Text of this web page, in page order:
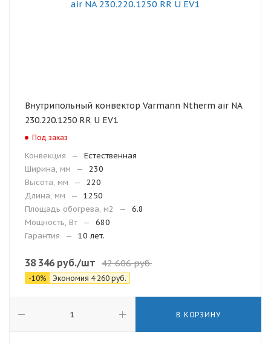
Внутрипольный конвектор Varmann Ntherm air NA
230.220.1250 RR U EV1
Под заказ
Конвекция —
Естественная
Ширина, мм
—
230
Высота, мм
—
220
Длина, мм
—
1250
Площадь обогрева, м2
—
6.8
Мощность, Вт
—
680
Гарантия
— 10 лет.
38 346руб./шт 42 606руб.
-10% Экономия 4 260 руб.
В КОРЗИНУ